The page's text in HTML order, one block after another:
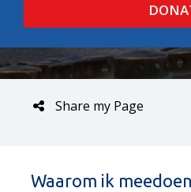
Share my Page
Waarom ik